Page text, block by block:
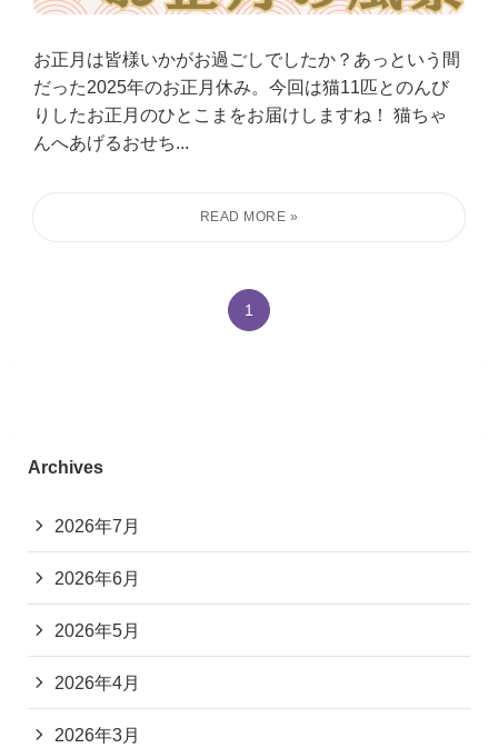
お正月は皆様いかがお過ごしでしたか？あっという間
だった2025年のお正月休み。今回は猫11匹とのんび
りしたお正月のひとこまをお届けしますね！ 猫ちゃ
んへあげるおせち...
1
Archives
2026年7月
2026年6月
2026年5月
2026年4月
2026年3月